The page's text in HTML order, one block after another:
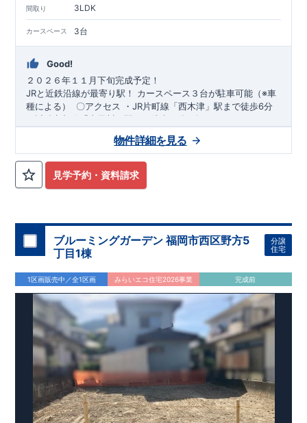
間取り 3LDK
カースペース 3台
Good!
２０２６年１１月下旬完成予定！
​JRと近鉄沿線が最寄り駅！
​カースペース３台が駐車可能（※車
種による）
​〇アクセス
・JR片町線「西木津」駅まで徒歩6分 ​
・近鉄京都線「山田川」駅まで徒歩19分
​〇ロケーション
津川市立相楽小学校まで徒歩11分 ​・木津川市立木津中学校まで
徒歩9分 ​・相楽保育園まで徒歩14分 ​・木津幼稚園まで徒歩14分
​・愛光こども園まで徒歩20分 ​・幼保連携型認定こども園木津さ
くらの森まで徒歩21分 ​ ​〇この物件のおすすめ
ザイン性に優れたワイド洗面台！ ​・ペニンシュラキッチンを採
手洗い洗面所もついてます！ ・リビングには、高級感やデザイ
ン性をプラスしたグラビオエッジの壁を採用！ ​​・食料品の備蓄
が行え家事動線がスムーズなパントリー。 ​・土間収納には、ア
ウトドアグッズ等様々な物を収納する事が出来ます！ ​・格子間
仕切は圧迫感や部屋の一体感を損なう事無く、お部屋を仕切る
事が出来ます！ ​・２階のウォークインクローゼットには、衣類
等たっぷり収納が行えます！​ ​お気軽にご連絡ください！ ​
（株）東栄住宅 京都営業所 ​TEL:075-394-5350
​定休
日：火・水・年末年始など
スマートフォンで見やすい特設サイトはこちら
https://www.e-blooming.com/bukken/84975048/
見学予約・資料請求
物件詳細を見る
ブルーミングガーデン 福岡市西区野方5
丁目1棟
分譲
住宅
1区画販売中／全1区画 みらいエコ住宅2026事業 完成前